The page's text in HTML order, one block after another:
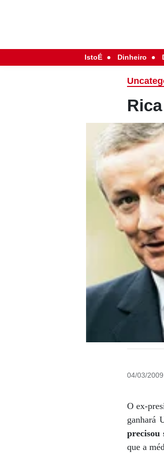
IstoÉ Dinheiro
04/03/
O ex-
ganhará
precisou
que a